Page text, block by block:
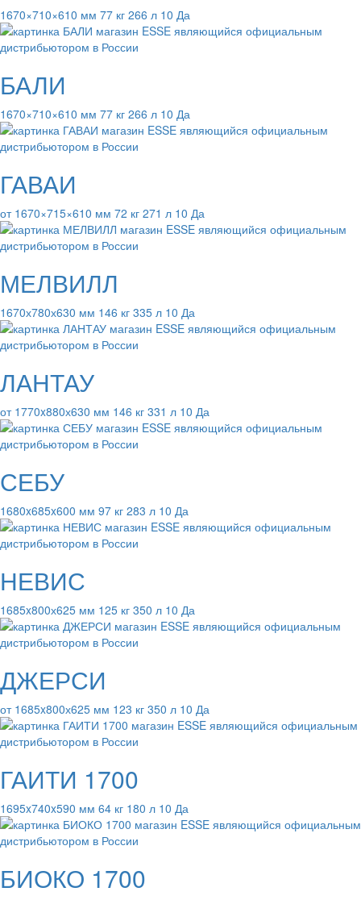
1670×710×610 мм 77 кг 266 л 10 Да
БАЛИ
1670×710×610 мм 77 кг 266 л 10 Да
ГАВАИ
от 1670×715×610 мм 72 кг 271 л 10 Да
МЕЛВИЛЛ
1670х780х630 мм 146 кг 335 л 10 Да
ЛАНТАУ
от 1770x880х630 мм 146 кг 331 л 10 Да
СЕБУ
1680x685x600 мм 97 кг 283 л 10 Да
НЕВИС
1685x800х625 мм 125 кг 350 л 10 Да
ДЖЕРСИ
от 1685x800х625 мм 123 кг 350 л 10 Да
ГАИТИ 1700
1695x740x590 мм 64 кг 180 л 10 Да
БИОКО 1700